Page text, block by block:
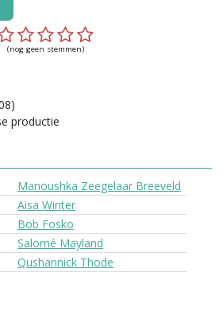
(nog geen stemmen)
productie
Manoushka Zeegelaar Breeveld
Aisa Winter
Bob Fosko
Salomé Mayland
Qushannick Thode